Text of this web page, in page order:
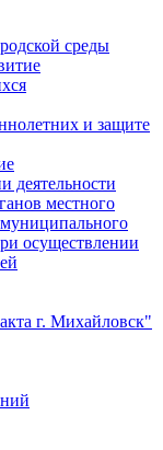
среды
и защите
деятельности
местного
осуществлении
г. Михайловск"